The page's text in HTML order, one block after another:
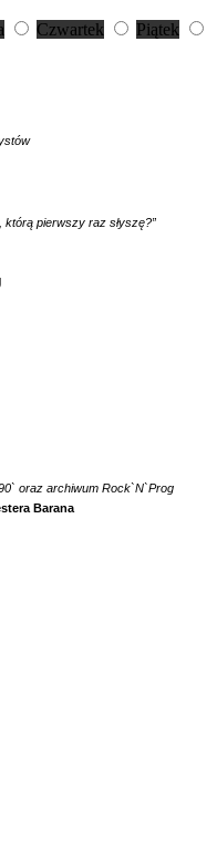
Czwartek
Piątek
którą pierwszy raz słyszę?”
oraz archiwum Rock`N`Prog
Barana